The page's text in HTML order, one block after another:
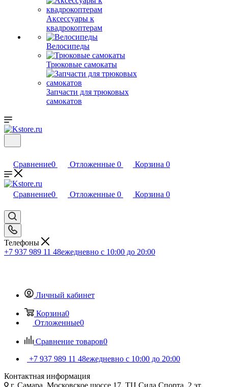
Аксессуары к
квадрокоптерам
Велосипеды
Трюковые самокаты
Запчасти для трюковых
самокатов
Сравнение0 Отложенные 0 Корзина 0
Сравнение0 Отложенные 0 Корзина 0
Телефоны
+7 937 989 11 48ежедневно с 10:00 до 20:00
Личный кабинет
Корзина0
Отложенные0
Сравнение товаров0
+7 937 989 11 48ежедневно с 10:00 до 20:00
Контактная информация
г. Самара, Московское шоссе 17, ТЦ Сила Спорта, 2 эт.